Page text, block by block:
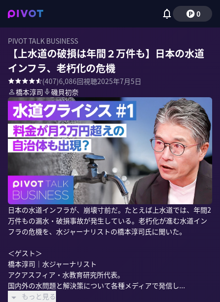
0
PIVOT TALK BUSINESS
【上水道の破損は年間２万件も】日本の水道
インフラ、老朽化の危機
(407)6,086回視聴2025年7月5日
橋本淳司
磯貝初奈
日本の水道インフラが、崩壊寸前だ。たとえば上水道では、年間2
万件もの漏水・破損事故が発生している。老朽化が進む水道イン
フラの危機を、水ジャーナリストの橋本淳司氏に聞いた。
＜ゲスト＞
橋本淳司｜水ジャーナリスト
アクアスフィア・水教育研究所代表。
国内外の水問題と解決策について各種メディアで発信し...
もっと見る